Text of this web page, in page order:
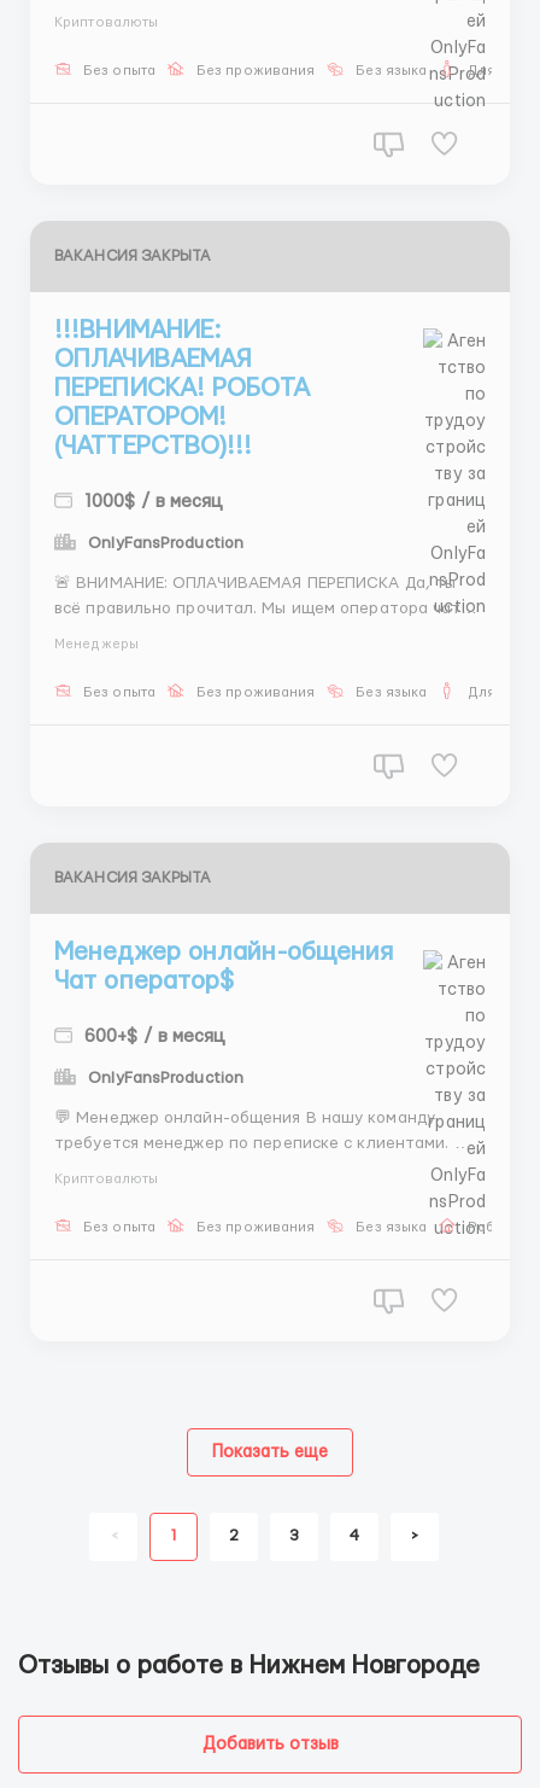
важно только желание остальное дадим 📲
Криптовалюты
Без опыта Без проживания Без языка Для
ВАКАНСИЯ ЗАКРЫТА
!!!ВНИМАНИЕ:
ОПЛАЧИВАЕМАЯ
ПЕРЕПИСКА! РОБОТА
ОПЕРАТОРОМ!
(ЧАТТЕРСТВО)!!!
1000$ / в месяц
OnlyFansProduction
🚨 ВНИМАНИЕ: ОПЛАЧИВАЕМАЯ ПЕРЕПИСКА Да, ты
всё правильно прочитал. Мы ищем оператора чата.
по условиям: 💵 от 600$ 💰 процент сверху 📚 обучим
Менеджеры
Без опыта Без проживания Без языка Для
ВАКАНСИЯ ЗАКРЫТА
Менеджер онлайн-общения
Чат оператор$
600+$ / в месяц
OnlyFansProduction
💬 Менеджер онлайн-общения В нашу команду
требуется менеджер по переписке с клиентами. 📌
помощь клиентам в выборе моделей 📅 организация
встречи 💵 обсуждение условий 💰 Доход: 💵 от 600$
Криптовалюты
Без опыта Без проживания Без языка Работа
< 1 2 3 4 >
Показать еще
Отзывы о работе в Нижнем Новгороде
Добавить отзыв